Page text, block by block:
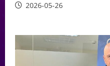
2026-05-26